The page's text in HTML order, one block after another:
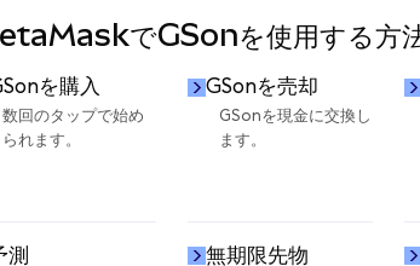
でGSonを使用する方
を購入
数回のタップで始め
られます。
GSonを売却
GSonを現金に交換し
ます。
測 無期限先物